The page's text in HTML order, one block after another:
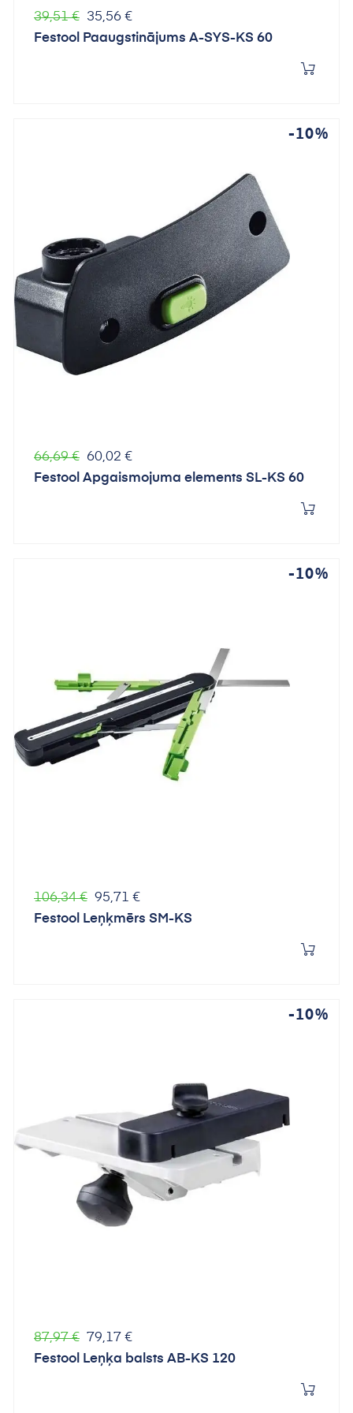
Parastā
cena
39,51 € Cena
35,56 €
Festool Paaugstinājums A-SYS-KS 60
Parastā
cena
66,69 €
-10%
Cena
60,02 €
Festool Apgaismojuma elements SL-KS 60
Parastā
cena
106,34 €
-10%
Cena
95,71 €
Festool Leņķmērs SM-KS
Parastā
cena
87,97 €
-10%
Cena
79,17 €
Festool Leņķa balsts AB-KS 120